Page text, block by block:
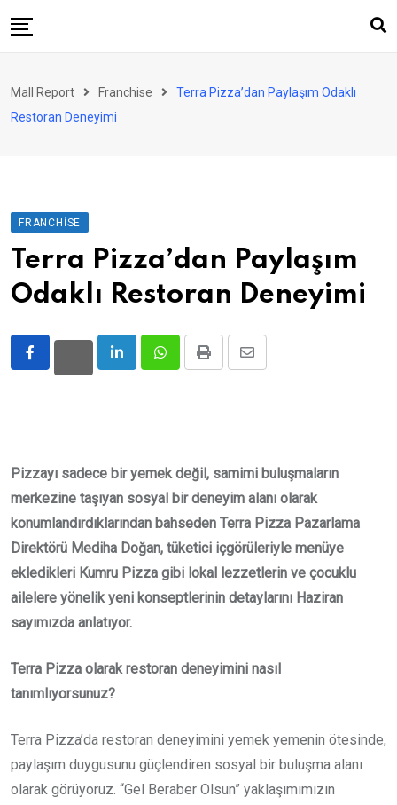
to
Perakende
Ürün ve Hizmet
Enerji
Haber
Atamalar
Mall Report Franchise
Terra Pizza’dan Paylaşım Odaklı
Restoran Deneyimi
FRANCHISE
Terra Pizza’dan Paylaşım
Odaklı Restoran Deneyimi
LinkedInWhatsappPrint
Share
Pizzayı sadece bir yemek değil, samimi buluşmaların
merkezine taşıyan sosyal bir deneyim alanı olarak
konumlandırdıklarından bahseden Terra Pizza Pazarlama
Direktörü Mediha Doğan, tüketici içgörüleriyle menüye
ekledikleri Kumru Pizza gibi lokal lezzetlerin ve çocuklu
ailelere yönelik yeni konseptlerinin detaylarını Haziran
sayımızda anlatıyor.
Terra Pizza olarak restoran deneyimini nasıl
tanımlıyorsunuz?
Terra Pizza’da restoran deneyimini yemek yemenin ötesinde,
paylaşım duygusunu güçlendiren sosyal bir buluşma alanı
olarak görüyoruz. “Gel Beraber Olsun” yaklaşımımızın